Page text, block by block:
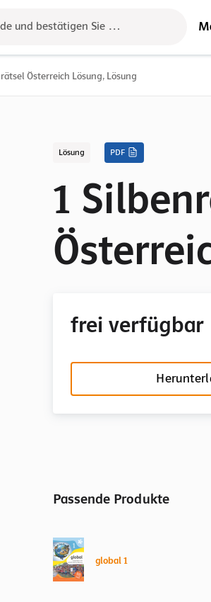
und bestätigen Sie das Ergebnis mit der
Österreich Lösung, Lösung
Lösung PDF
1
frei verfügbar
Passende Produkte
global 1